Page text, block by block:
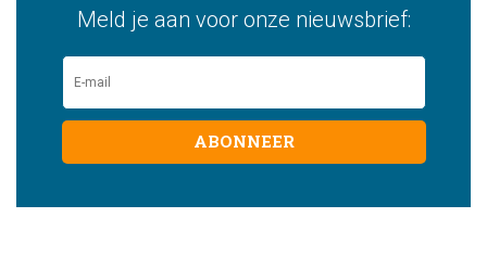
Meld je aan voor onze nieuwsbrief:
ABONNEER